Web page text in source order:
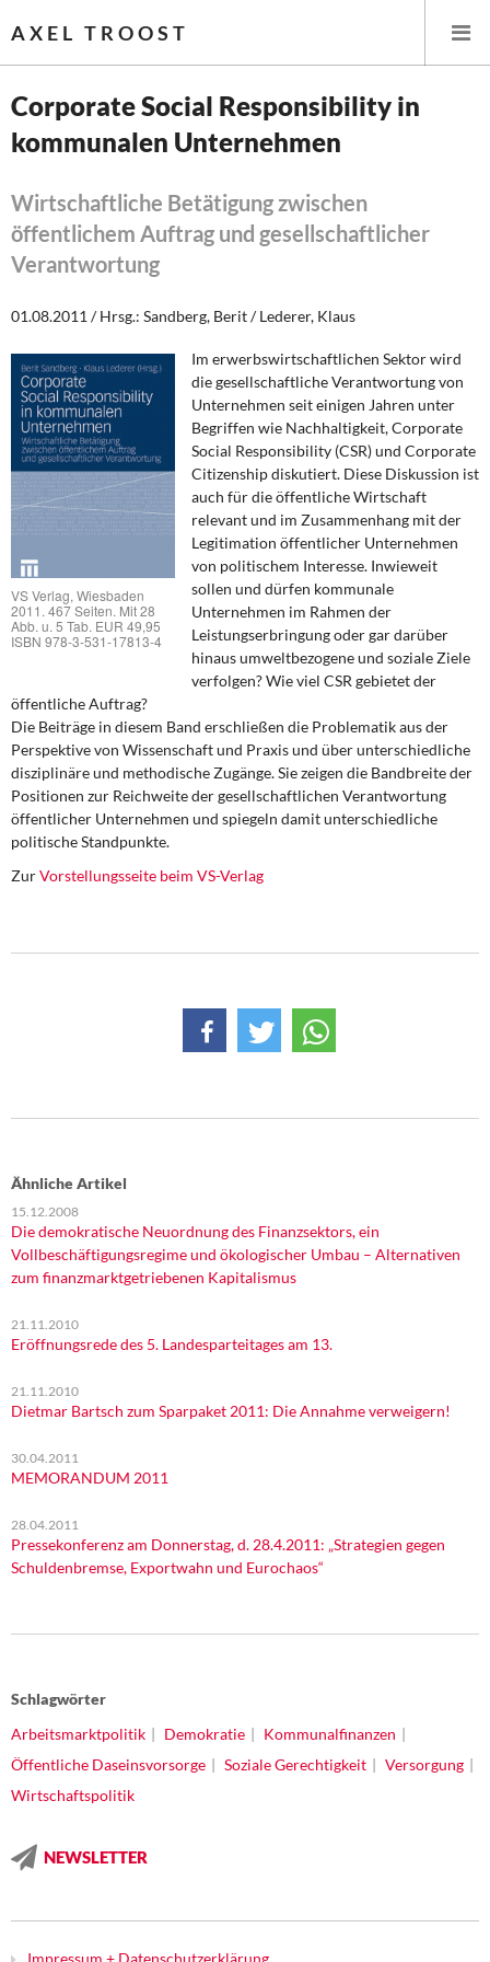
AXEL TROOST
Startseite
Themen
Leitlinien linker Wirtschafts- und Finanzpolitik
Steuer- und Finanzpolitik
Öffentliche Infrastruktur und Daseinsvorsorge
Eurokrise und Griechenland
DIE LINKE
Memo-Gruppe
Institut Solidarische Moderne
Rosa-Luxemburg-Stiftung
Über mich
Kontakt
Corporate Social Responsibility in
kommunalen Unternehmen
Wirtschaftliche Betätigung zwischen
öffentlichem Auftrag und gesellschaftlicher
Verantwortung
01.08.2011 / Hrsg.: Sandberg, Berit / Lederer, Klaus
VS Verlag, Wiesbaden
2011. 467 Seiten. Mit 28
Abb. u. 5 Tab. EUR 49,95
ISBN 978-3-531-17813-4
Im erwerbswirtschaftlichen Sektor wird
die gesellschaftliche Verantwortung von
Unternehmen seit einigen Jahren unter
Begriffen wie Nachhaltigkeit, Corporate
Social Responsibility (CSR) und Corporate
Citizenship diskutiert. Diese Diskussion ist
auch für die öffentliche Wirtschaft
relevant und im Zusammenhang mit der
Legitimation öffentlicher Unternehmen
von politischem Interesse. Inwieweit
sollen und dürfen kommunale
Unternehmen im Rahmen der
Leistungserbringung oder gar darüber
hinaus umweltbezogene und soziale Ziele
verfolgen? Wie viel CSR gebietet der
öffentliche Auftrag?
Die Beiträge in diesem Band erschließen die Problematik aus der
Perspektive von Wissenschaft und Praxis und über unterschiedliche
disziplinäre und methodische Zugänge. Sie zeigen die Bandbreite der
Positionen zur Reichweite der gesellschaftlichen Verantwortung
öffentlicher Unternehmen und spiegeln damit unterschiedliche
politische Standpunkte.
ZurVorstellungsseite beim VS-Verlag
Ähnliche Artikel
15.12.2008
Die demokratische Neuordnung des Finanzsektors, ein
Vollbeschäftigungsregime und ökologischer Umbau – Alternativen
zum finanzmarktgetriebenen Kapitalismus
21.11.2010
Eröffnungsrede des 5. Landesparteitages am 13.
21.11.2010
Dietmar Bartsch zum Sparpaket 2011: Die Annahme verweigern!
30.04.2011
MEMORANDUM 2011
28.04.2011
Pressekonferenz am Donnerstag, d. 28.4.2011: „Strategien gegen
Schuldenbremse, Exportwahn und Eurochaos“
Schlagwörter
Arbeitsmarktpolitik
Demokratie
Kommunalfinanzen
Öffentliche Daseinsvorsorge
Soziale Gerechtigkeit
Versorgung
Wirtschaftspolitik
NEWSLETTER
Impressum + Datenschutzerklärung